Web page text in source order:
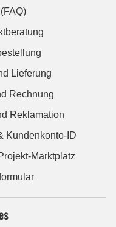
Lieferung
Rechnung
Reklamation
Kundenkonto-ID
Marktplatz